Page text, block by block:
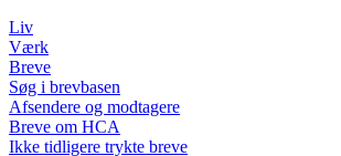
Liv
Værk
Breve
Søg i brevbasen
Afsendere og modtagere
Breve om HCA
Ikke tidligere trykte breve